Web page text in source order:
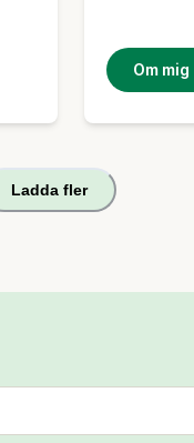
Om mig
Ladda fler